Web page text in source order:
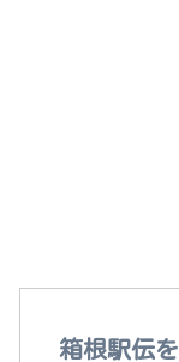
箱根駅伝